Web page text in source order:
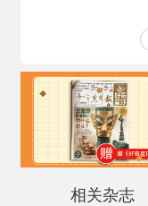
相关杂志